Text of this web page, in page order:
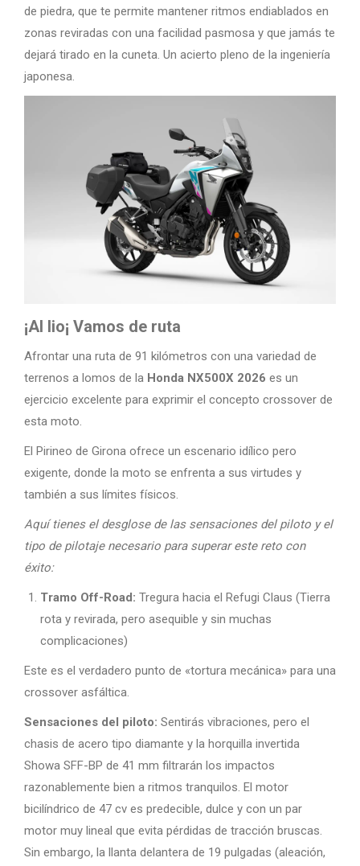
de piedra, que te permite mantener ritmos endiablados en
zonas reviradas con una facilidad pasmosa y que jamás te
dejará tirado en la cuneta. Un acierto pleno de la ingeniería
japonesa.
¡Al lio¡ Vamos de ruta
Afrontar una ruta de 91 kilómetros con una variedad de
terrenos a lomos de la Honda NX500X 2026 es un
ejercicio excelente para exprimir el concepto crossover de
esta moto.
El Pirineo de Girona ofrece un escenario idílico pero
exigente, donde la moto se enfrenta a sus virtudes y
también a sus límites físicos.
Aquí tienes el desglose de las sensaciones del piloto y el
tipo de pilotaje necesario para superar este reto con
éxito:
Tramo Off-Road: Tregura hacia el Refugi Claus (Tierra
rota y revirada, pero asequible y sin muchas
complicaciones)
Este es el verdadero punto de «tortura mecánica» para una
crossover asfáltica.
Sensaciones del piloto: Sentirás vibraciones, pero el
chasis de acero tipo diamante y la horquilla invertida
Showa SFF-BP de 41 mm filtrarán los impactos
razonablemente bien a ritmos tranquilos. El motor
bicilíndrico de 47 cv es predecible, dulce y con un par
motor muy lineal que evita pérdidas de tracción bruscas.
Sin embargo, la llanta delantera de 19 pulgadas (aleación,